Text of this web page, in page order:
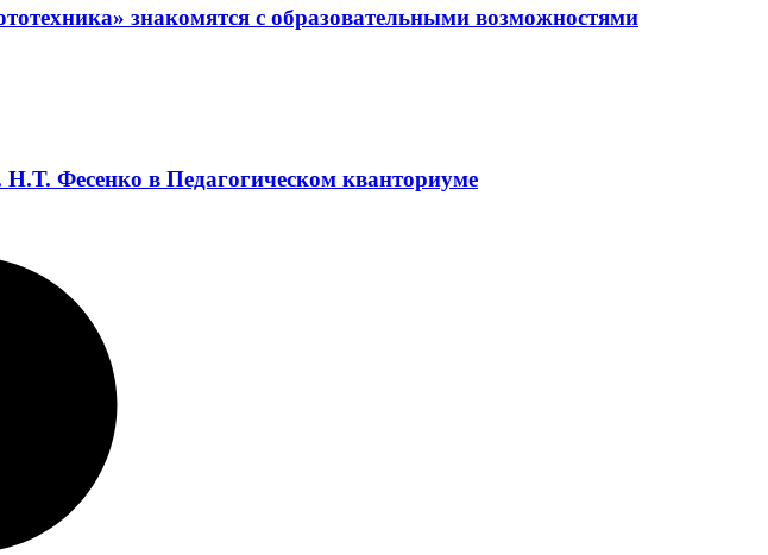
знакомятся с образовательными возможностями
Фесенко в Педагогическом кванториуме